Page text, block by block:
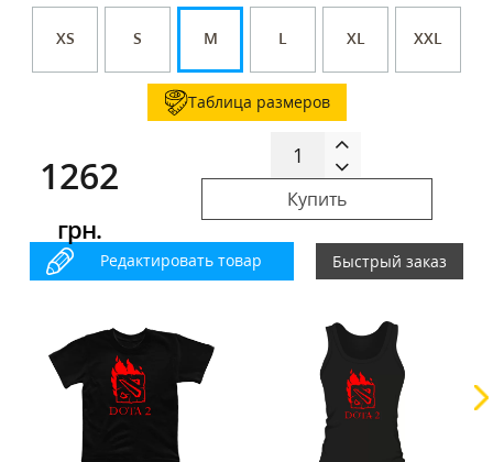
XS S M L XL XXL
Таблица размеров
1262
грн.
Купить
Редактировать товар Быстрый заказ